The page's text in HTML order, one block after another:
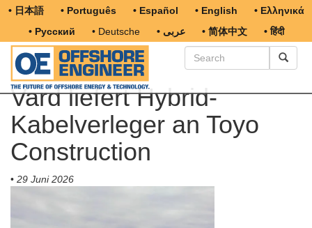
• 日本語 • Português • Español • English
• Ελληνικά
• Русский
• Deutsche • عربى • 简体中文 • हिंदी
Vard liefert Hybrid-
Kabelverleger an Toyo
Construction
• 29 Juni 2026